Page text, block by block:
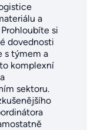
a
si
dovednosti
s týmem a
komplexní
sektoru.